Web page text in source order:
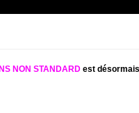
NON STANDARDest